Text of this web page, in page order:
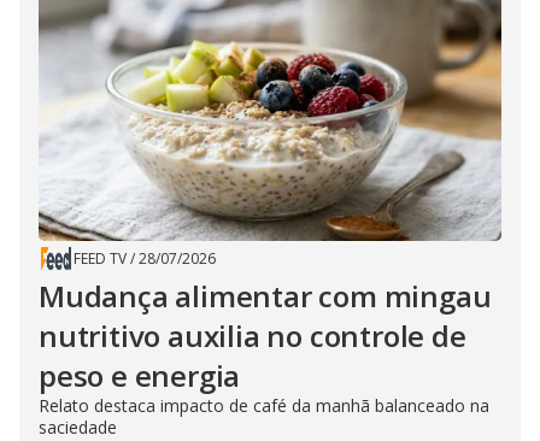
FEED TV/28/07/2026
Mudança alimentar com mingau
nutritivo auxilia no controle de
peso e energia
Relato destaca impacto de café da manhã balanceado na
saciedade